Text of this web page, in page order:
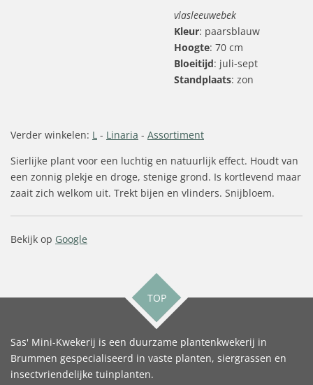
vlasleeuwebek
Kleur: paarsblauw
Hoogte: 70 cm
Bloeitijd: juli-sept
Standplaats: zon
Verder winkelen: L - Linaria - Assortiment
Sierlijke plant voor een luchtig en natuurlijk effect. Houdt van
een zonnig plekje en droge, stenige grond. Is kortlevend maar
zaait zich welkom uit. Trekt bijen en vlinders. Snijbloem.
Bekijk op Google
TOP
Sas' Mini-Kwekerij is een duurzame plantenkwekerij in
Brummen gespecialiseerd in vaste planten, siergrassen en
insectvriendelijke tuinplanten.